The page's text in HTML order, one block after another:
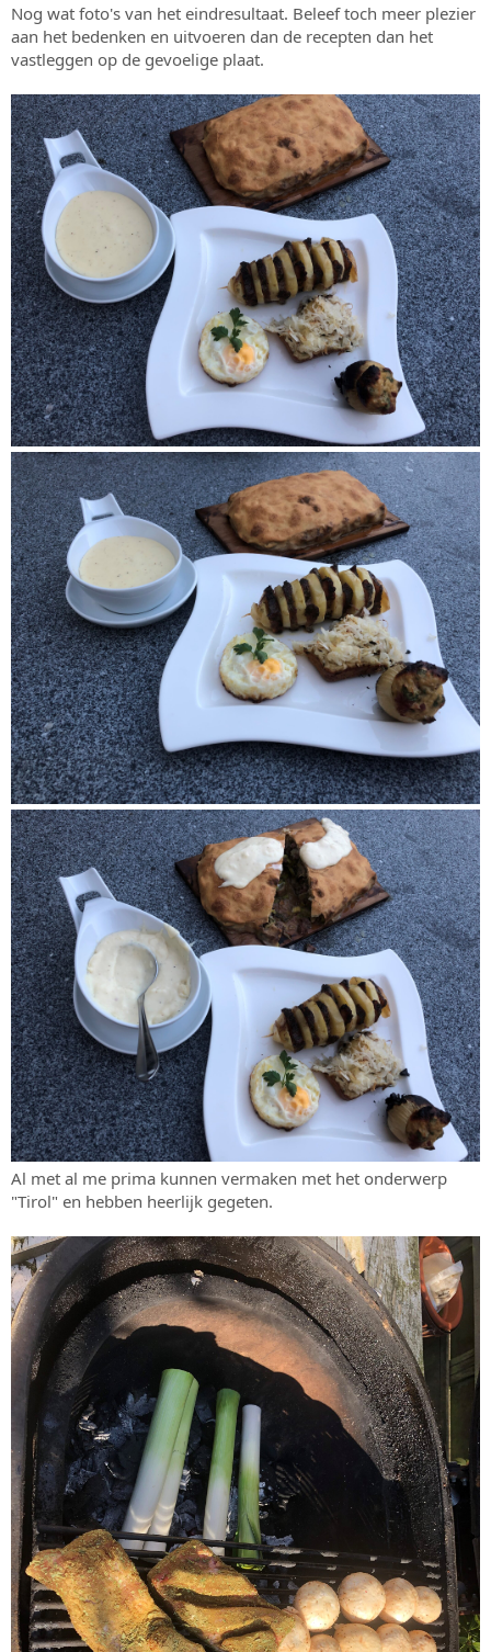
Nog wat foto's van het eindresultaat. Beleef toch meer plezier
aan het bedenken en uitvoeren dan de recepten dan het
vastleggen op de gevoelige plaat.
Al met al me prima kunnen vermaken met het onderwerp
"Tirol" en hebben heerlijk gegeten.